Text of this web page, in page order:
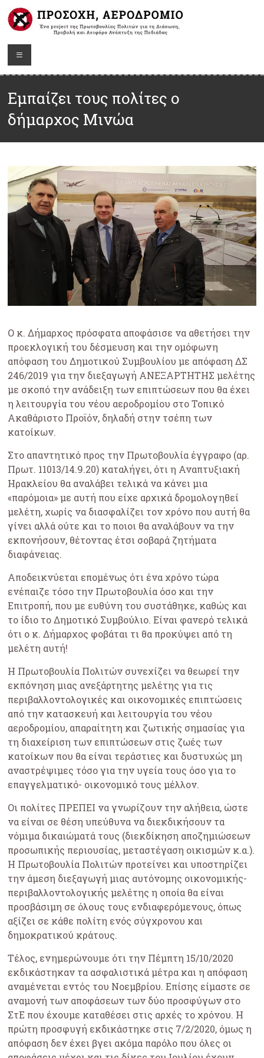
Εμπαίζει τους πολίτες ο
δήμαρχος Μινώα
Ο κ. Δήμαρχος πρόσφατα αποφάσισε να αθετήσει την
προεκλογική του δέσμευση και την ομόφωνη
απόφαση του Δημοτικού Συμβουλίου με απόφαση ΔΣ
246/2019 για την διεξαγωγή ΑΝΕΞΑΡΤΗΤΗΣ μελέτης
με σκοπό την ανάδειξη των επιπτώσεων που θα έχει
η λειτουργία του νέου αεροδρομίου στο Τοπικό
Ακαθάριστο Προϊόν, δηλαδή στην τσέπη των
κατοίκων.
Στο απαντητικό προς την Πρωτοβουλία έγγραφο (αρ.
Πρωτ. 11013/14.9.20) καταλήγει, ότι η Αναπτυξιακή
Ηρακλείου θα αναλάβει τελικά να κάνει μια
«παρόμοια» με αυτή που είχε αρχικά δρομολογηθεί
μελέτη, χωρίς να διασφαλίζει τον χρόνο που αυτή θα
γίνει αλλά ούτε και το ποιοι θα αναλάβουν να την
εκπονήσουν, θέτοντας έτσι σοβαρά ζητήματα
διαφάνειας.
Αποδεικνύεται επομένως ότι ένα χρόνο τώρα
ενέπαιζε τόσο την Πρωτοβουλία όσο και την
Επιτροπή, που με ευθύνη του συστάθηκε, καθώς και
το ίδιο το Δημοτικό Συμβούλιο. Είναι φανερό τελικά
ότι ο κ. Δήμαρχος φοβάται τι θα προκύψει από τη
μελέτη αυτή!
Η Πρωτοβουλία Πολιτών συνεχίζει να θεωρεί την
εκπόνηση μιας ανεξάρτητης μελέτης για τις
περιβαλλοντολογικές και οικονομικές επιπτώσεις
από την κατασκευή και λειτουργία του νέου
αεροδρομίου, απαραίτητη και ζωτικής σημασίας για
τη διαχείριση των επιπτώσεων στις ζωές των
κατοίκων που θα είναι τεράστιες και δυστυχώς μη
αναστρέψιμες τόσο για την υγεία τους όσο για το
επαγγελματικό- οικονομικό τους μέλλον.
Οι πολίτες ΠΡΕΠΕΙ να γνωρίζουν την αλήθεια, ώστε
να είναι σε θέση υπεύθυνα να διεκδικήσουν τα
νόμιμα δικαιώματά τους (διεκδίκηση αποζημιώσεων
προσωπικής περιουσίας, μεταστέγαση οικισμών κ.α.).
Η Πρωτοβουλία Πολιτών προτείνει και υποστηρίζει
την άμεση διεξαγωγή μιας αυτόνομης οικονομικής-
περιβαλλοντολογικής μελέτης η οποία θα είναι
προσβάσιμη σε όλους τους ενδιαφερόμενους, όπως
αξίζει σε κάθε πολίτη ενός σύγχρονου και
δημοκρατικού κράτους.
Τέλος, ενημερώνουμε ότι την Πέμπτη 15/10/2020
εκδικάστηκαν τα ασφαλιστικά μέτρα και η απόφαση
αναμένεται εντός του Νοεμβρίου. Επίσης είμαστε σε
αναμονή των αποφάσεων των δύο προσφύγων στο
ΣτΕ που έχουμε καταθέσει στις αρχές το χρόνου. Η
πρώτη προσφυγή εκδικάστηκε στις 7/2/2020, όμως η
απόφαση δεν έχει βγει ακόμα παρόλο που όλες οι